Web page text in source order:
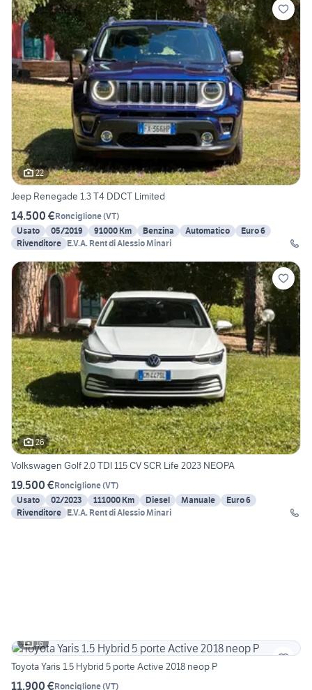
22
Jeep Renegade 1.3 T4 DDCT Limited
14.500 €Ronciglione(VT)
Usato
05/2019 91000 Km Benzina Automatico
Euro 6
Rivenditore E.V.A. Rent di Alessio Minari
26
Volkswagen Golf 2.0 TDI 115 CV SCR Life 2023 NEOPA
19.500 €Ronciglione(VT)
Usato
02/2023 111000 Km Diesel Manuale
Euro 6
Rivenditore E.V.A. Rent di Alessio Minari
16
Toyota Yaris 1.5 Hybrid 5 porte Active 2018 neop P
11.900 €Ronciglione(VT)